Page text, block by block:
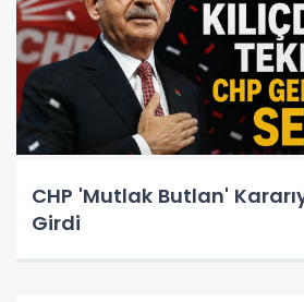
CHP 'Mutlak Butlan'
Girdi